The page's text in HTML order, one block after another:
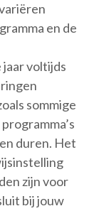
en de
voltijds
sommige
duren. Het
zijn voor
bij jouw